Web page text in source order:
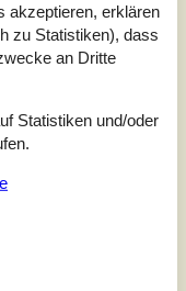
nahe
Görlev
akzeptieren, erklären
zu Statistiken), dass
an Dritte
Statistiken und/oder